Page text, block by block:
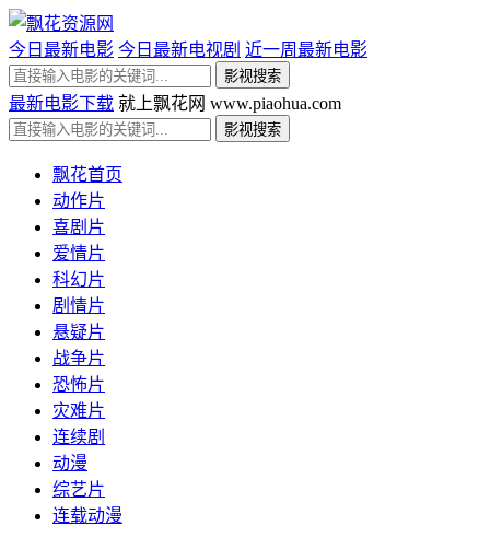
今日最新电影 今日最新电视剧 近一周最新电影
最新电影下载 就上飘花网 www.piaohua.com
飘花首页
动作片
喜剧片
爱情片
科幻片
剧情片
悬疑片
战争片
恐怖片
灾难片
连续剧
动漫
综艺片
连载动漫